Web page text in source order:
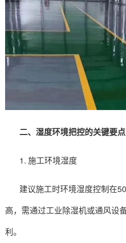
二、湿度环境把控的关键要点
1. 施工环境湿度
建议施工时环境湿度控制在
高，需通过工业除湿机或通风设
利。